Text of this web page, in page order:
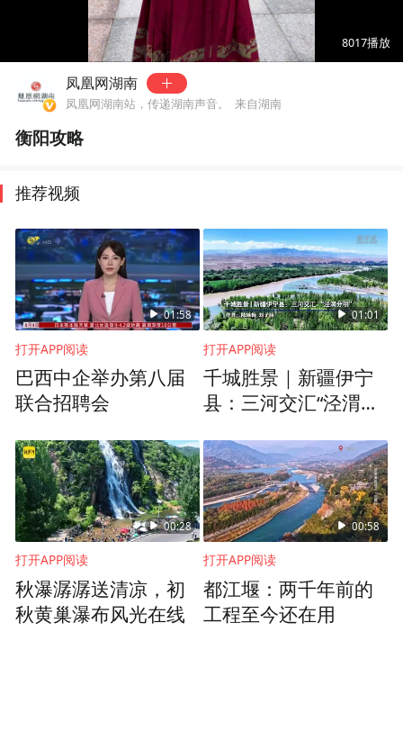
02:47
8017播放
凤凰网湖南
凤凰网湖南站，传递湖南声音。 来自湖南
衡阳攻略
推荐视频
01:58
打开APP阅读
巴西中企举办第八届
联合招聘会
01:01
打开APP阅读
千城胜景｜新疆伊宁
县：三河交汇“泾渭分
00:28
打开APP阅读
秋瀑潺潺送清凉，初
秋黄巢瀑布风光在线
00:58
打开APP阅读
都江堰：两千年前的
工程至今还在用